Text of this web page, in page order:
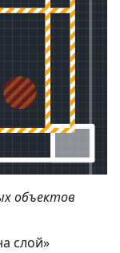
объектов
слой»